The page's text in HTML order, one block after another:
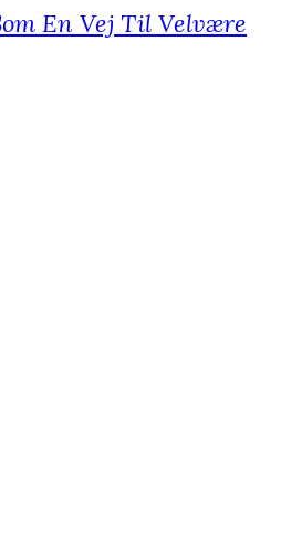
En Vej Til Velvære